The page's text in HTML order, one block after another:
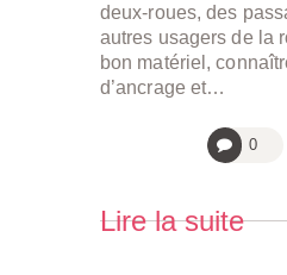
deux-roues, des
autres usagers de la
bon matériel,
d’ancrage et…
0
Lire la suite